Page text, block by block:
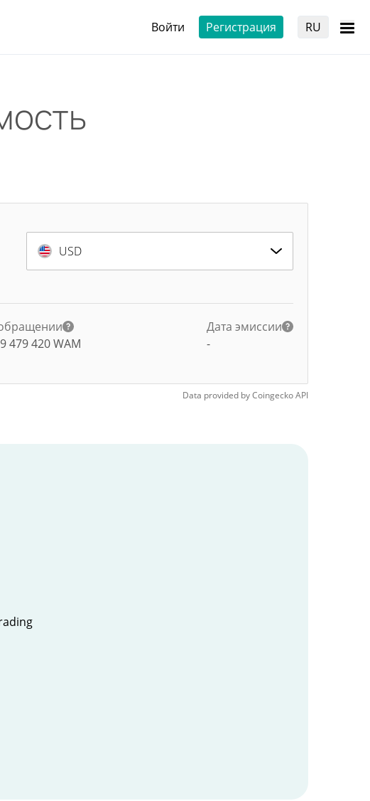
Войти Регистрация RU
USD
479 420WAM
Дата эмиссии
-
Data provided byCoingeckoAPI